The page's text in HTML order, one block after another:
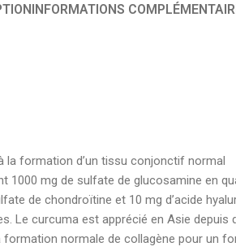
INFORMATIONS
la formation d’un tissu conjonctif normal
1000 mg de sulfate de glucosamine en
de chondroïtine et 10 mg d’acide
Le curcuma est apprécié en Asie
normale de collagène pour un